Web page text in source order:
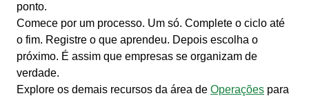
ponto.
Comece por um processo. Um só. Complete o ciclo até
o fim. Registre o que aprendeu. Depois escolha o
próximo. É assim que empresas se organizam de
verdade.
Explore os demais recursos da área de Operações para